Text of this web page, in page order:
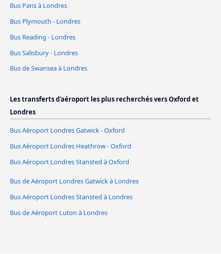
Bus Paris à Londres
Bus Plymouth - Londres
Bus Reading - Londres
Bus Salisbury - Londres
Bus de Swansea à Londres
Les transferts d'aéroport les plus recherchés vers Oxford et
Londres
Bus Aéroport Londres Gatwick - Oxford
Bus Aéroport Londres Heathrow - Oxford
Bus Aéroport Londres Stansted à Oxford
Bus de Aéroport Londres Gatwick à Londres
Bus Aéroport Londres Stansted à Londres
Bus de Aéroport Luton à Londres